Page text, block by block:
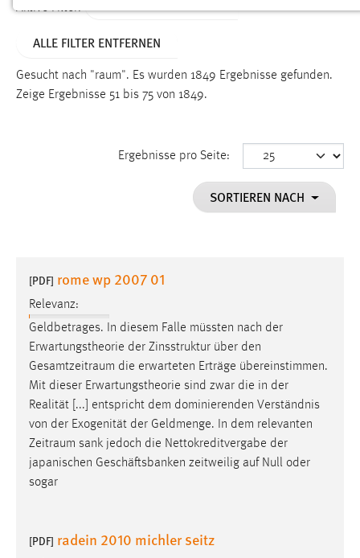
Aktive Filter:
ALLE FILTER ENTFERNEN
Gesucht nach "raum". Es wurden 1849 Ergebnisse gefunden.
Zeige Ergebnisse 51 bis 75 von 1849.
Ergebnisse pro Seite:
SORTIEREN NACH
[PDF] rome wp 2007 01
Relevanz:
Geldbetrages. In diesem Falle müssten nach der
Erwartungstheorie der Zinsstruktur über den
Gesamtzeitraum die erwarteten Erträge übereinstimmen.
Mit dieser Erwartungstheorie sind zwar die in der
Realität [...] entspricht dem dominierenden Verständnis
von der Exogenität der Geldmenge. In dem relevanten
Zeitraum sank jedoch die Nettokreditvergabe der
japanischen Geschäftsbanken zeitweilig auf Null oder
sogar
[PDF] radein 2010 michler seitz
Funktionen und sind für die einwandfreie Funktion der
Einverständnis
cookie_consent
Dieser Cookie speichert die ausgewählten Einverständnis-
Performance
Name:
Zweck:
Für performante Seitenauslieferung wird in diesem Cookie
gespeichert, ob man eingeloggt ist.
Sprachpräferenz
Zweck: